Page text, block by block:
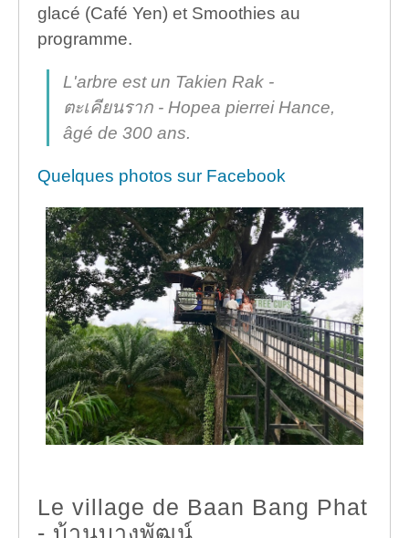
glacé (Café Yen) et Smoothies au
programme.
L'arbre est un Takien Rak -
ตะเคียนราก - Hopea pierrei Hance,
âgé de 300 ans.
Quelques photos sur Facebook
Le village de Baan Bang Phat
- บ้านบางพัฒน์